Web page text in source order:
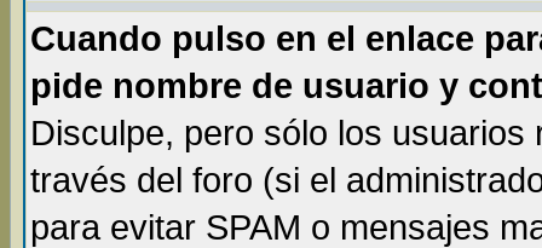
Cuando pulso en el enlace
pide nombre de usuario y
Disculpe, pero sólo los
través del foro (si el
para evitar SPAM o mensajes